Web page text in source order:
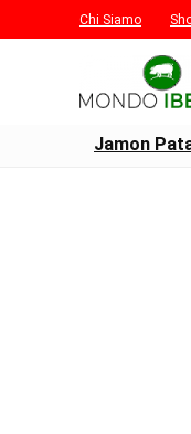
Chi Siamo
Jamon